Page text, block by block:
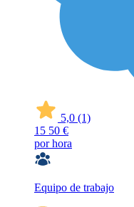
5,0 (1)
15 50 €
por hora
Equipo de trabajo